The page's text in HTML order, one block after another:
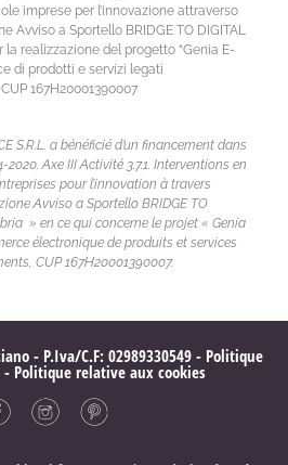
imprese per l’innovazione attraverso
Avviso a Sportello BRIDGE TO DIGITAL
la realizzazione del progetto “Genia E-
di prodotti e servizi legati
167H20001390007
S.R.L. a bénéficié d’un financement dans
2020. Axe III Activité 3.7.1. Interventions en
pour l’innovation à travers
Avviso a Sportello BRIDGE TO
» en ce qui concerne le projet « Genia
électronique de produits et services
CUP 167H20001390007.
- P.Iva/C.F: 02989330549 - Politique
- Politique relative aux cookies